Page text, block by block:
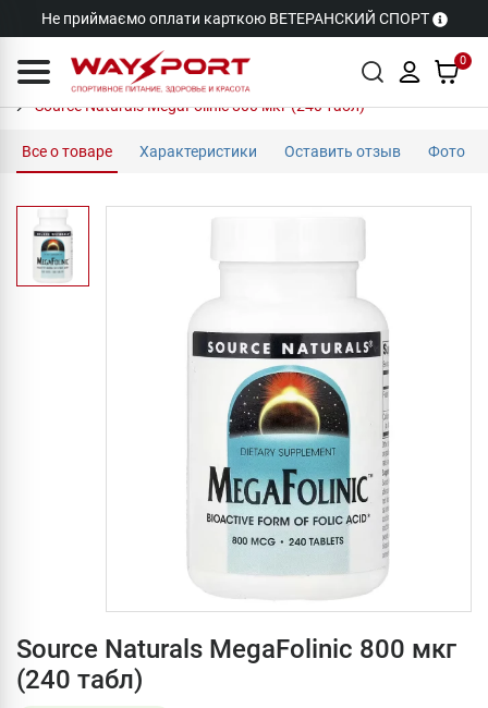
Не приймаємо оплати карткою ВЕТЕРАНСКИЙ СПОРТ
0
Source Naturals MegaFolinic 800 мкг (240 табл)
Все о товаре Характеристики Оставить отзыв Фото
Source Naturals MegaFolinic 800 мкг
(240 табл)